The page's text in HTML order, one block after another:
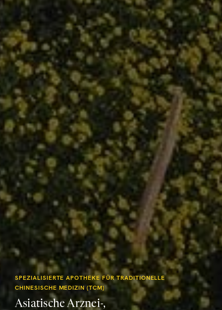
SPEZIALISIERTE APOTHEKE FÜR TRADITIONELLE
CHINESISCHE MEDIZIN (TCM)
Asiatische Arznei-,